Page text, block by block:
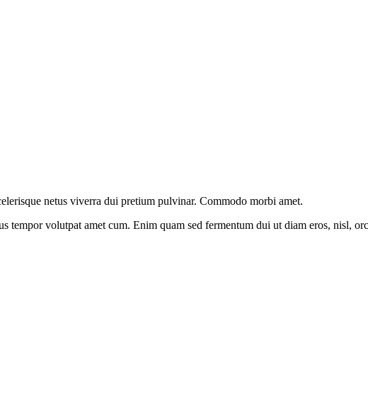
netus viverra dui pretium pulvinar. Commodo morbi amet.
tempor volutpat amet cum. Enim quam sed fermentum dui ut diam eros, nisl,